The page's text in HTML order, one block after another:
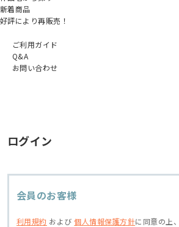
新着商品
好評により再販売！
ご利用ガイド
Q&A
お問い合わせ
ログイン
会員のお客様
利用規約 および個人情報保護方針に同意の上、